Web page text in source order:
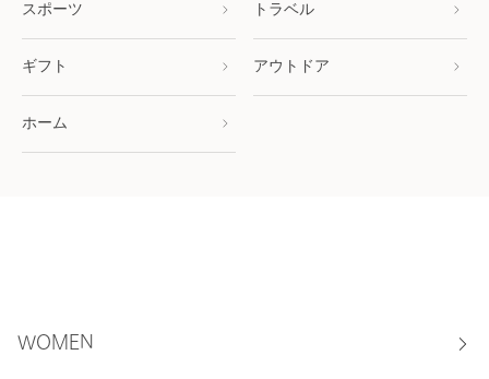
スポーツ トラベル
ギフト アウトドア
ホーム
WOMEN